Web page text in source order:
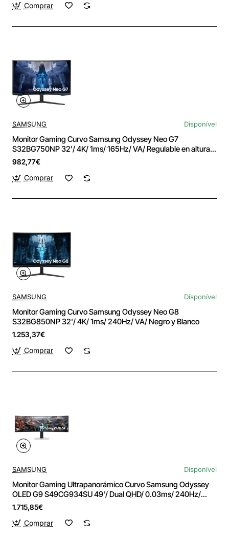
Comprar
SAMSUNG Disponível
Monitor Gaming Curvo Samsung Odyssey Neo G7
S32BG750NP 32'/ 4K/ 1ms/ 165Hz/ VA/ Regulable en altura/
Negro
982,77€
Comprar
SAMSUNG Disponível
Monitor Gaming Curvo Samsung Odyssey Neo G8
S32BG850NP 32'/ 4K/ 1ms/ 240Hz/ VA/ Negro y Blanco
1.253,37€
Comprar
SAMSUNG Disponível
Monitor Gaming Ultrapanorámico Curvo Samsung Odyssey
OLED G9 S49CG934SU 49'/ Dual QHD/ 0.03ms/ 240Hz/
OLED/ Multimedia/ Plata
1.715,85€
Comprar